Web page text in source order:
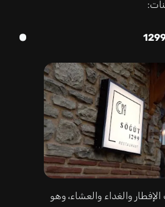
والغداء والعشاء، وهو